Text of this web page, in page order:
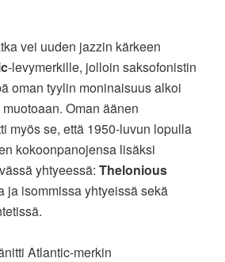
vei uuden jazzin kärkeen
-levymerkille, jolloin saksofonistin
oman tyylin moninaisuus alkoi
Oman äänen
myös se, että 1950-luvun lopulla
kokoonpanojensa lisäksi
yhtyeessä:Thelonious
ja isommissa yhtyeissä sekä
Atlantic-merkin